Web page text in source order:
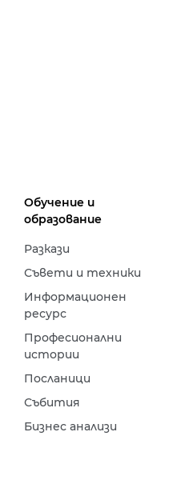
Обучение и
образование
Разкази
Съвети и техники
Информационен
ресурс
Професионални
истории
Посланици
Събития
Бизнес анализи